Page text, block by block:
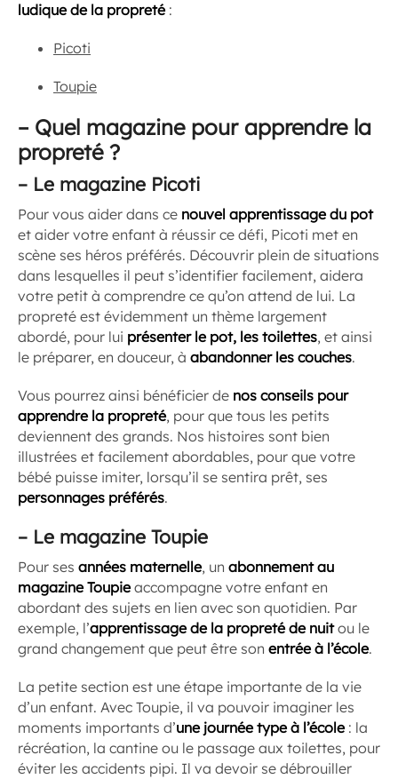
ludique de la propreté:
Picoti
Toupie
– Quel magazine pour apprendre la
propreté ?
– Le magazine Picoti
Pour vous aider dans ce nouvel apprentissage du pot
et aider votre enfant à réussir ce défi, Picoti met en
scène ses héros préférés. Découvrir plein de situations
dans lesquelles il peut s’identifier facilement, aidera
votre petit à comprendre ce qu’on attend de lui. La
propreté est évidemment un thème largement
abordé, pour lui présenter le pot, les toilettes, et ainsi
le préparer, en douceur, à abandonner les couches.
Vous pourrez ainsi bénéficier de nos conseils pour
apprendre la propreté, pour que tous les petits
deviennent des grands. Nos histoires sont bien
illustrées et facilement abordables, pour que votre
bébé puisse imiter, lorsqu’il se sentira prêt, ses
personnages préférés.
– Le magazine Toupie
Pour ses années maternelle, un abonnement au
magazine Toupieaccompagne votre enfant en
abordant des sujets en lien avec son quotidien. Par
exemple, l’apprentissage de la propreté de nuitou le
grand changement que peut être son entrée à l’école.
La petite section est une étape importante de la vie
d’un enfant. Avec Toupie, il va pouvoir imaginer les
moments importants d’une journée type à l’école: la
récréation, la cantine ou le passage aux toilettes, pour
éviter les accidents pipi. Il va devoir se débrouiller